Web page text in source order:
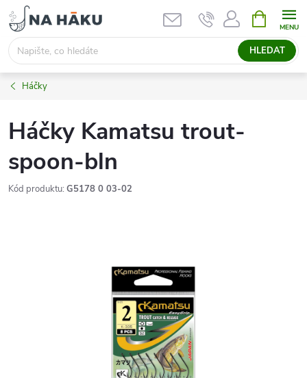
Přejít
na
obsah
HLEDAT
NÁKUPNÍ
KOŠÍK
Háčky
Háčky Kamatsu trout-
spoon-bln
Kód produktu: G5178 0 03-02